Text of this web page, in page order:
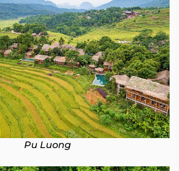
Pu Luong